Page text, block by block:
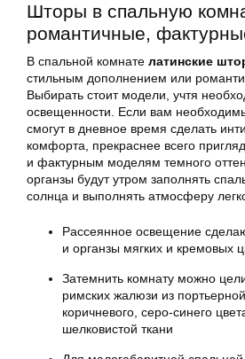
Шторы в спальную
романтичные,
В спальной комнате латинские
стильным дополнением или
Выбирать стоит модели, учтя
освещенности. Если вам
смогут в дневное время сделать
комфорта, прекраснее всего
и фактурным моделям темного
органзы будут утром заполнять
солнца и выполнять атмосферу
Рассеянное освещение
и органзы мягких и кремовых
Затемнить комнату можно
римских жалюзи из портьерной
коричневого, серо-синего
шелковистой ткани